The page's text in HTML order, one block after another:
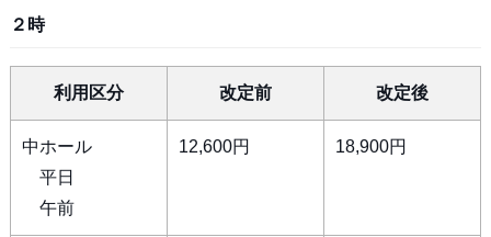
２時
利用区分 改定前 改定後
中ホール
平日
午前
12,600円 18,900円